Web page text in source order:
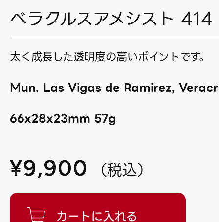
ベラクルスアメシスト
太く成長した透明度の高いポイントです。
Mun. Las Vigas de Ramirez,
66x28x23mm 57g
¥9,900 （税込）